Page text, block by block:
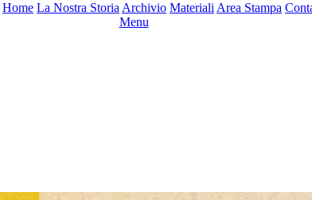
Home La Nostra Storia Archivio Materiali Area Stampa
Menu